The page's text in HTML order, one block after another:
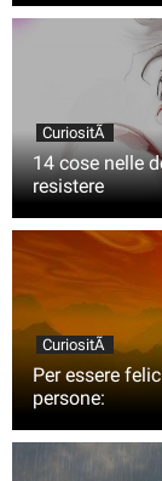
CuriositÃ
14 cose nelle
resistere
CuriositÃ
Per essere
persone: